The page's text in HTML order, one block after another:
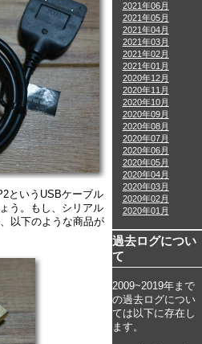
というUSBケーブル
う。もし、シリアル
以下のような商品が
2021年06月
2021年05月
2021年04月
2021年03月
2021年02月
2021年01月
2020年12月
2020年11月
2020年10月
2020年09月
2020年08月
2020年07月
2020年06月
2020年05月
2020年04月
2020年03月
2020年02月
2020年01月
過去ログについ
て
2009~2019年まで
の過去ログについ
ては以下に存在し
ます。